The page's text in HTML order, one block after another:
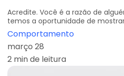
Acredite. Você é a razão de
temos a oportunidade de
Comportamento
março 28
2 min de leitura